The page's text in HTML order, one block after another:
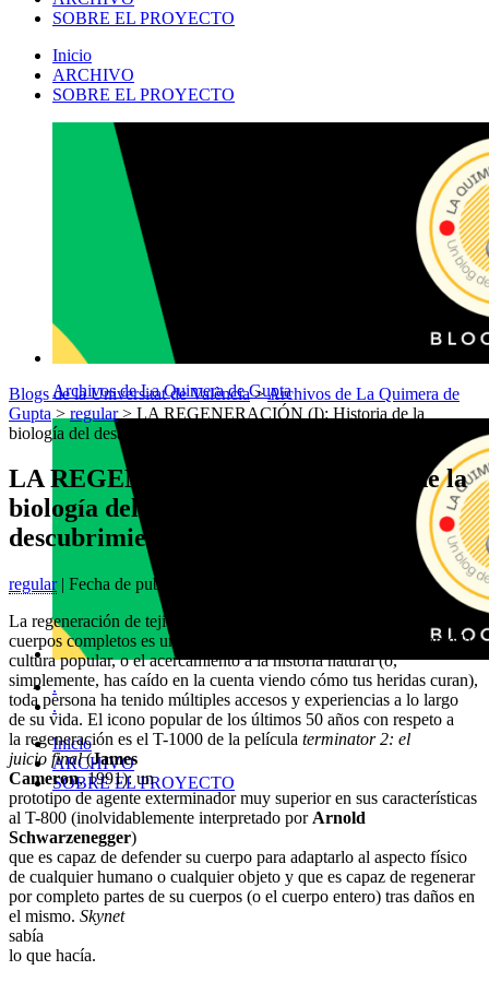
SOBRE EL PROYECTO
Inicio
ARCHIVO
SOBRE EL PROYECTO
Archivos de La Quimera de Gupta
.
.
Inicio
ARCHIVO
SOBRE EL PROYECTO
Blogs de la Universitat de València>Archivos de La Quimera de
Gupta > regular> LA REGENERACIÓN (I): Historia de la
biología del desarrollo y el descubrimiento de la regeneración
LA REGENERACIÓN (I): Historia de la
biología del desarrollo y el
descubrimiento de la regeneración
regular| Fecha de publicación: 24 octubre, 2017
La regeneración de tejidos, partes de cuerpos o
cuerpos completos es un hecho biológico al que, ya sea mediante la
cultura popular, o el acercamiento a la historia natural (o,
simplemente, has caído en la cuenta viendo cómo tus heridas curan),
toda persona ha tenido múltiples accesos y experiencias a lo largo
de su vida. El icono popular de los últimos 50 años con respeto a
la regeneración es el T-1000 de la película terminator 2: el
juicio final(James
Cameron, 1991): un
prototipo de agente exterminador muy superior en sus características
al T-800 (inolvidablemente interpretado por Arnold
Schwarzenegger)
que es capaz de defender su cuerpo para adaptarlo al aspecto físico
de cualquier humano o cualquier objeto y que es capaz de regenerar
por completo partes de su cuerpos (o el cuerpo entero) tras daños en
el mismo. Skynet
sabía
lo que hacía.